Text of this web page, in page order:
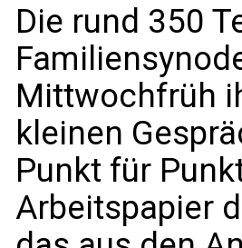
Die rund 350
Mittwochfrüh
kleinen
Punkt für
Arbeitspapier